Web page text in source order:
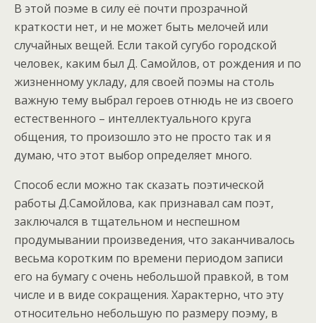
В этой поэме в силу её почти прозрачной
краткости нет, и не может быть мелочей или
случайных вещей. Если такой сугубо городской
человек, каким был Д. Самойлов, от рождения и по
жизненному укладу, для своей поэмы на столь
важную тему выбрал героев отнюдь не из своего
естественного – интеллектуального круга
общения, то произошло это не просто так и я
думаю, что этот выбор определяет много.
Способ если можно так сказать поэтической
работы Д.Самойлова, как признавал сам поэт,
заключался в тщательном и неспешном
продумывании произведения, что заканчивалось
весьма коротким по времени периодом записи
его на бумагу с очень небольшой правкой, в том
числе и в виде сокращения. Характерно, что эту
относительно небольшую по размеру поэму, в